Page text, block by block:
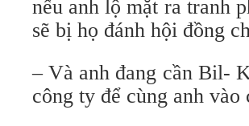
nếu anh lộ mặt ra tranh
sẽ bị họ đánh hội đồng
– Và anh đang cần Bil-
công ty để cùng anh vào